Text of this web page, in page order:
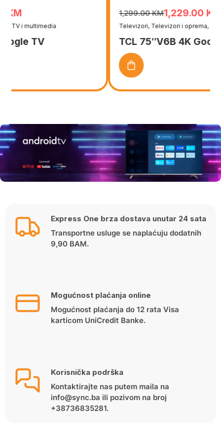
Original
was:
1,299.00 KM.
KM
Current
is:
1,229.00 KM.
Televizori,Televizori i oprema TV i multimedia
TCL 75″V6B 4K Google TV
Express One brza dostava unutar 24 sata
Transportne usluge se naplaćuju dodatnih
9,90 BAM.
Mogućnost plaćanja online
Mogućnost plaćanja do 12 rata Visa
karticom UniCredit Banke.
Korisnička podrška
Kontaktirajte nas putem maila na
info@sync.ba ili pozivom na broj
+38736835281.